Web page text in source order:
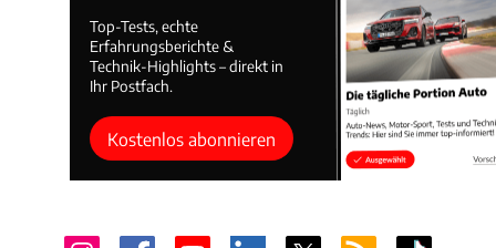
Top-Tests, echte
Erfahrungsberichte &
Technik-Highlights – direkt in
Ihr Postfach.
Kostenlos abonnieren